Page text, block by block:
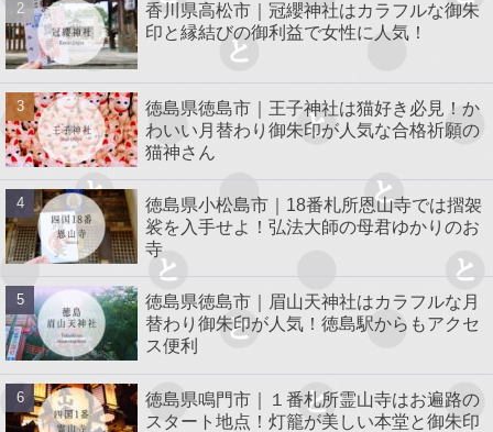
香川県高松市｜冠纓神社はカラフルな御朱
印と縁結びの御利益で女性に人気！
徳島県徳島市｜王子神社は猫好き必見！か
わいい月替わり御朱印が人気な合格祈願の
猫神さん
徳島県小松島市｜18番札所恩山寺では摺袈
裟を入手せよ！弘法大師の母君ゆかりのお
寺
徳島県徳島市｜眉山天神社はカラフルな月
替わり御朱印が人気！徳島駅からもアクセ
ス便利
徳島県鳴門市｜１番札所霊山寺はお遍路の
スタート地点！灯籠が美しい本堂と御朱印